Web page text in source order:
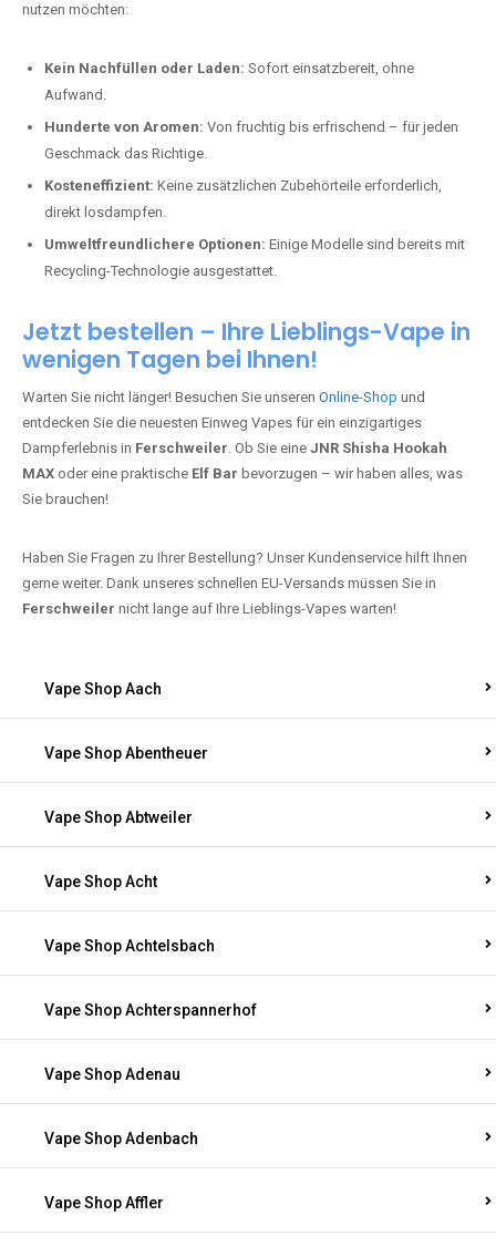
nutzen möchten:
Kein Nachfüllen oder Laden: Sofort einsatzbereit, ohne
Aufwand.
Hunderte von Aromen: Von fruchtig bis erfrischend – für jeden
Geschmack das Richtige.
Kosteneffizient: Keine zusätzlichen Zubehörteile erforderlich,
direkt losdampfen.
Umweltfreundlichere Optionen: Einige Modelle sind bereits mit
Recycling-Technologie ausgestattet.
Jetzt bestellen – Ihre Lieblings-Vape in
wenigen Tagen bei Ihnen!
Warten Sie nicht länger! Besuchen Sie unseren Online-Shop und
entdecken Sie die neuesten Einweg Vapes für ein einzigartiges
Dampferlebnis in Ferschweiler. Ob Sie eine JNR Shisha Hookah
MAX oder eine praktische Elf Bar bevorzugen – wir haben alles, was
Sie brauchen!
Haben Sie Fragen zu Ihrer Bestellung? Unser Kundenservice hilft Ihnen
gerne weiter. Dank unseres schnellen EU-Versands müssen Sie in
Ferschweiler nicht lange auf Ihre Lieblings-Vapes warten!
Vape Shop Aach
Vape Shop Abentheuer
Vape Shop Abtweiler
Vape Shop Acht
Vape Shop Achtelsbach
Vape Shop Achterspannerhof
Vape Shop Adenau
Vape Shop Adenbach
Vape Shop Affler